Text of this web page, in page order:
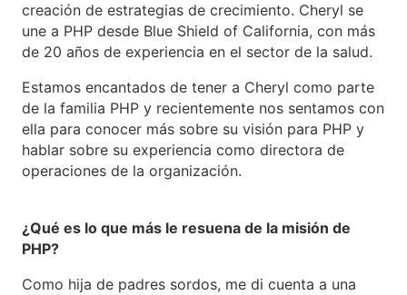
creación de estrategias de crecimiento. Cheryl se
une a PHP desde Blue Shield of California, con más
de 20 años de experiencia en el sector de la salud.
Estamos encantados de tener a Cheryl como parte
de la familia PHP y recientemente nos sentamos con
ella para conocer más sobre su visión para PHP y
hablar sobre su experiencia como directora de
operaciones de la organización.
¿Qué es lo que más le resuena de la misión de
PHP?
Como hija de padres sordos, me di cuenta a una